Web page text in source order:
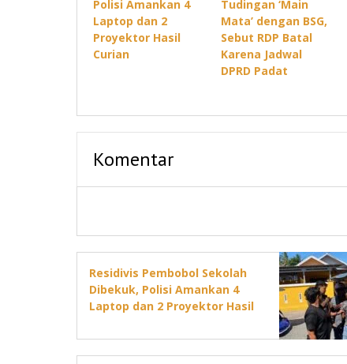
Polisi Amankan 4
Laptop dan 2
Proyektor Hasil
Curian
Tudingan ‘Main
Mata’ dengan BSG,
Sebut RDP Batal
Karena Jadwal
DPRD Padat
Komentar
Residivis Pembobol Sekolah
Dibekuk, Polisi Amankan 4
Laptop dan 2 Proyektor Hasil